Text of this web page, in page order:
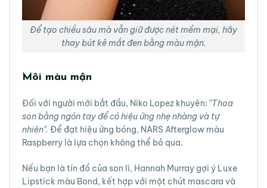
Để tạo chiều sâu mà vẫn giữ được nét mềm mại, hãy
thay bút kẻ mắt đen bằng màu mận.
Môi màu mận
Đối với người mới bắt đầu, Niko Lopez khuyên: "Thoa
son bằng ngón tay để có hiệu ứng nhẹ nhàng và tự
nhiên". Để đạt hiệu ứng bóng, NARS Afterglow màu
Raspberry là lựa chọn không thể bỏ qua.
Nếu bạn là tín đồ của son lì, Hannah Murray gợi ý Luxe
Lipstick màu Bond, kết hợp với một chút mascara và